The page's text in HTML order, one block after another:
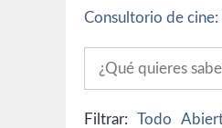
Consultorio de cine:
Filtrar: Todo